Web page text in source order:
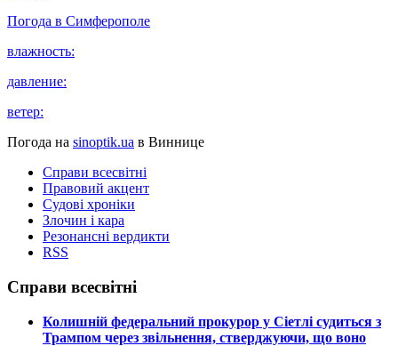
Погода в Симферополе
влажность:
давление:
ветер:
Погода на sinoptik.ua в Виннице
Справи всесвітні
Правовий акцент
Судові хроніки
Злочин і кара
Резонансні вердикти
RSS
Справи всесвітні
​Колишній федеральний прокурор у Сіетлі судиться з
Трампом через звільнення, стверджуючи, що воно